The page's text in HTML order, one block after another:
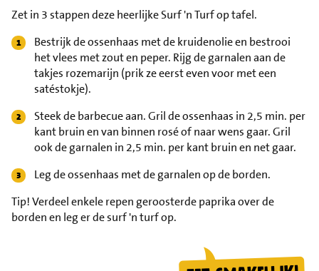
Zet in 3 stappen deze heerlijke Surf 'n Turf op tafel.
Bestrijk de ossenhaas met de kruidenolie en bestrooi
het vlees met zout en peper. Rijg de garnalen aan de
takjes rozemarijn (prik ze eerst even voor met een
satéstokje).
Steek de barbecue aan. Gril de ossenhaas in 2,5 min. per
kant bruin en van binnen rosé of naar wens gaar. Gril
ook de garnalen in 2,5 min. per kant bruin en net gaar.
Leg de ossenhaas met de garnalen op de borden.
Tip!Verdeel enkele repen geroosterde paprika over de
borden en leg er de surf 'n turf op.